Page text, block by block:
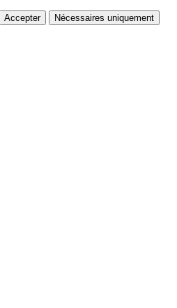
Accepter Nécessaires uniquement